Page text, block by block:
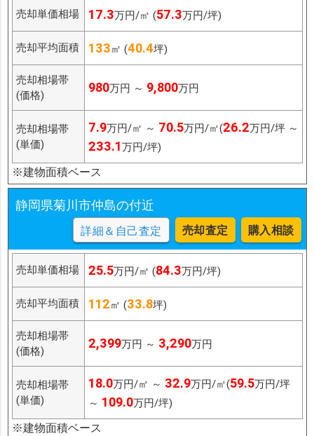
売却単価相場 17.3万円/㎡ (57.3万円/坪)
売却平均面積 133㎡ (40.4坪)
売却相場帯
(価格)
980万円 ～ 9,800万円
売却相場帯
(単価)
7.9万円/㎡ ～ 70.5万円/㎡(26.2万円/坪 ～
233.1万円/坪)
※建物面積ベース
静岡県菊川市仲島の付近
詳細＆自己査定 売却査定 購入相談
売却単価相場 25.5万円/㎡ (84.3万円/坪)
売却平均面積 112㎡ (33.8坪)
売却相場帯
(価格)
2,399万円 ～ 3,290万円
売却相場帯
(単価)
18.0万円/㎡ ～ 32.9万円/㎡(59.5万円/坪
～ 109.0万円/坪)
※建物面積ベース